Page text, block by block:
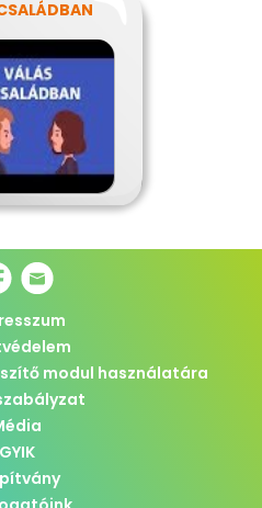
modul használatára
GYIK